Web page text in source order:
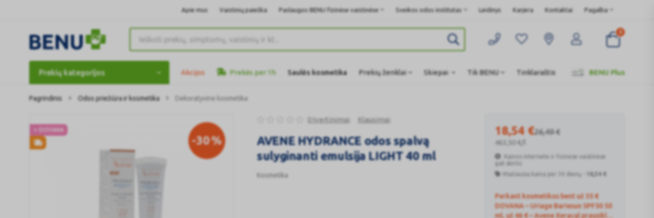
Apie mus Vaistinių paieška Paslaugos BENU fizinėse vaistinėse Sveikos odos institutas Leidinys Karjera Kontaktai Pagalba
Prekių kategorijos Akcijos Prekės per 1h Saulės kosmetika Prekių ženklai Skiepai Tik BENU Tinklaraštis BENU Plus
Pagrindinis Odos priežiūra ir kosmetika Dekoratyvinė kosmetika
+ DOVANA
-30%
0 Įvertinimai Klausimai
AVENE HYDRANCE odos spalvą
sulyginanti emulsija LIGHT 40 ml
Kosmetika
18,54 €26,49 €
463,50 €
Kainos internete ir fizinėse vaistinėse
gali skirtis
Mažiausia kaina per 30 dienų -
18,54 €
Perkant kosmetikos bent už 35 €
DOVANA – Uriage Bariesun SPF50 50
ml, už 46 € – Avene Xeracal prausiklis